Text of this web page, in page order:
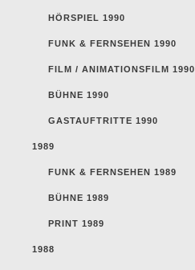
HÖRSPIEL 1990
FUNK & FERNSEHEN 1990
FILM / ANIMATIONSFILM 1990
BÜHNE 1990
GASTAUFTRITTE 1990
1989
FUNK & FERNSEHEN 1989
BÜHNE 1989
PRINT 1989
1988